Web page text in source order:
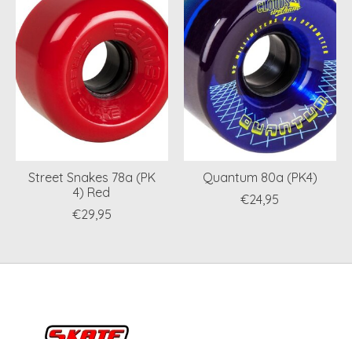
Street Snakes 78a (PK
4) Red
€29,95
Quantum 80a (PK4)
€24,95